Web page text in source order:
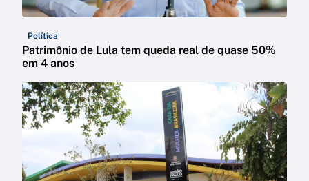
Política
Patrimônio de Lula tem queda real de quase 50%
em 4 anos